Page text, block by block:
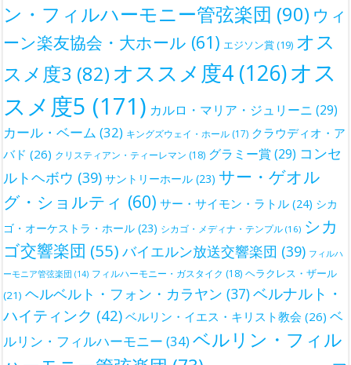
ン・フィルハーモニー管弦楽団 (90) ウィ
ーン楽友協会・大ホール (61) エジソン賞(19) オス
スメ度3 (82) オススメ度4 (126)オス
スメ度5 (171) カルロ・マリア・ジュリーニ (29)
カール・ベーム (32) キングズウェイ・ホール (17) クラウディオ・ア
バド (26) クリスティアン・ティーレマン (18) グラミー賞 (29) コンセ
ルトヘボウ (39) サントリーホール (23) サー・ゲオル
グ・ショルティ (60) サー・サイモン・ラトル (24) シカ
ゴ・オーケストラ・ホール (23) シカゴ・メディナ・テンプル (16) シカ
ゴ交響楽団 (55) バイエルン放送交響楽団 (39) フィルハ
ーモニア管弦楽団 (14) フィルハーモニー・ガスタイク (18) ヘラクレス・ザール
(21) ヘルベルト・フォン・カラヤン (37)ベルナルト・
ハイティンク (42) ベルリン・イエス・キリスト教会 (26) ベ
ルリン・フィルハーモニー (34)ベルリン・フィル